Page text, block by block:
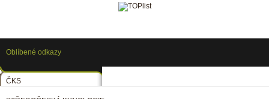
Oblíbené odkazy
ČKS